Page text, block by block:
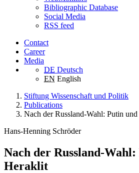
Bibliographic Database
Social Media
RSS feed
Contact
Career
Media
DE Deutsch
EN English
Stiftung Wissenschaft und Politik
Publications
Nach der Russland-Wahl: Putin
Hans-Henning Schröder
Nach der Russland-
Heraklit